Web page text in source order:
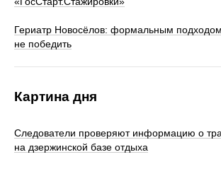
Гериатр Новосёлов: формальным подходом
не победить
Картина дня
Следователи проверяют информацию о
на дзержинской базе отдыха